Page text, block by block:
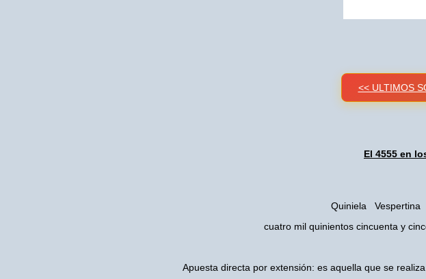
<< ULTIMOS
El 4555 en
Quiniela Vespertina
cuatro mil quinientos cincuenta y
Apuesta directa por extensión: es aquella que se